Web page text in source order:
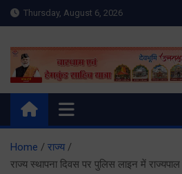
Skip
to
Thursday, August 6, 2026
Meru Raibar |
News | Uttarkashi
meruraibar.com
Home
राज्य
राज्य स्थापना दिवस पर पुलिस लाइन में